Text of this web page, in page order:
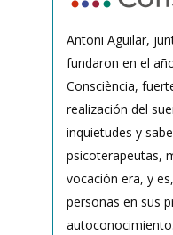
Antoni Aguilar,
fundaron en el
Consciència,
realización del
inquietudes y
psicoterapeutas,
vocación era, y
personas en sus
autoconocimiento.